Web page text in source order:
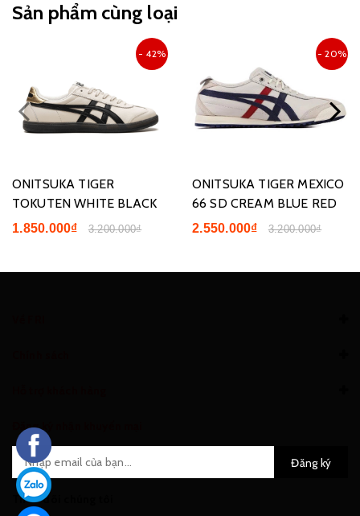
Sản phẩm cùng loại
- 42%
ONITSUKA TIGER
TOKUTEN WHITE BLACK
1.850.000₫ 3.200.000₫
- 20%
ONITSUKA TIGER MEXICO
66 SD CREAM BLUE RED
2.550.000₫ 3.200.000₫
Đăng ký nhận khuyến mại
Đăng ký
Theo dõi chúng tôi